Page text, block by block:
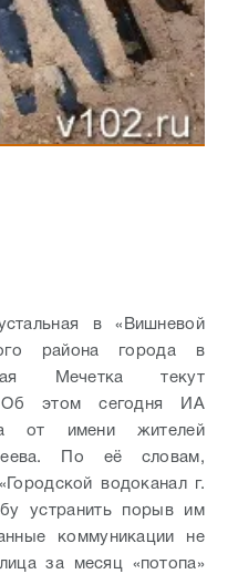
в «Вишневой
района города в
Мечетка текут
Об этом сегодня ИА
от имени жителей
По её словам,
водоканал г.
устранить порыв им
коммуникации не
за месяц «потопа»